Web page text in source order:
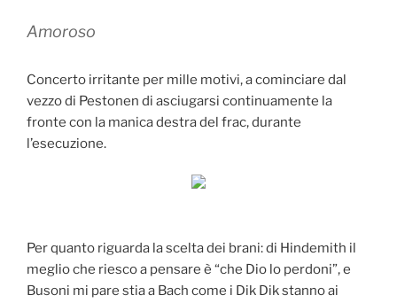
Amoroso
Concerto irritante per mille motivi, a cominciare dal
vezzo di Pestonen di asciugarsi continuamente la
fronte con la manica destra del frac, durante
l’esecuzione.
Per quanto riguarda la scelta dei brani: di Hindemith il
meglio che riesco a pensare è “che Dio lo perdoni”, e
Busoni mi pare stia a Bach come i Dik Dik stanno ai